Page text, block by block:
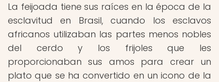
La feijoada tiene sus raíces en la época de la
esclavitud en Brasil, cuando los esclavos
africanos utilizaban las partes menos nobles
del cerdo y los frijoles que les
proporcionaban sus amos para crear un
plato que se ha convertido en un icono de la